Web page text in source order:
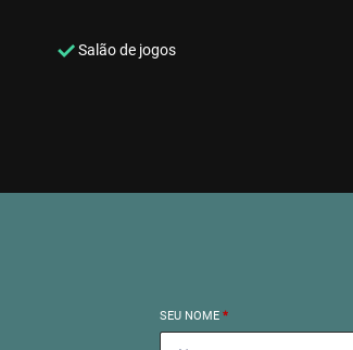
Salão de jogos
SEU NOME *